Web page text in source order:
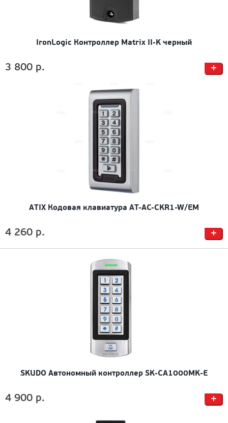
IronLogic Контроллер Matrix II-K черный
3 800 р. +
ATIX Кодовая клавиатура AT-AC-CKR1-W/EM
4 260 р. +
SKUDO Автономный контроллер SK-CA1000MK-E
4 900 р. +